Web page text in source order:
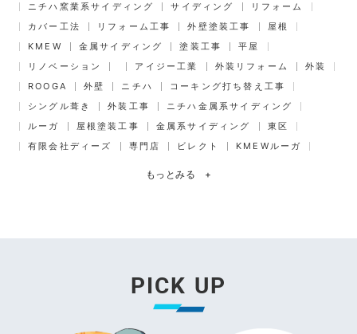
ニチハ窯業系サイディング
サイディング
リフォーム
カバー工法
リフォーム工事 外壁塗装工事
屋根
KMEW
金属サイディング 塗装工事
平屋
リノベーション
アイジー工業 外装リフォーム
外装
ROOGA
外壁 ニチハ
コーキング打ち替え工事
シングル葺き
外装工事
ニチハ金属系サイディング
ルーガ
屋根塗装工事 金属系サイディング
東区
有限会社ディーズ
専門店 ビレクト KMEWルーガ
もっとみる +
PICK UP